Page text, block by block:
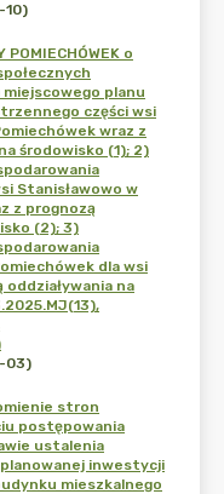
10)
POMIECHÓWEK o
planu
części wsi
wraz z
środowisko (1); 2)
Stanisławowo w
z prognozą
(2); 3)
dla wsi
oddziaływania na
03)
stron
postępowania
ustalenia
inwestycji
mieszkalnego